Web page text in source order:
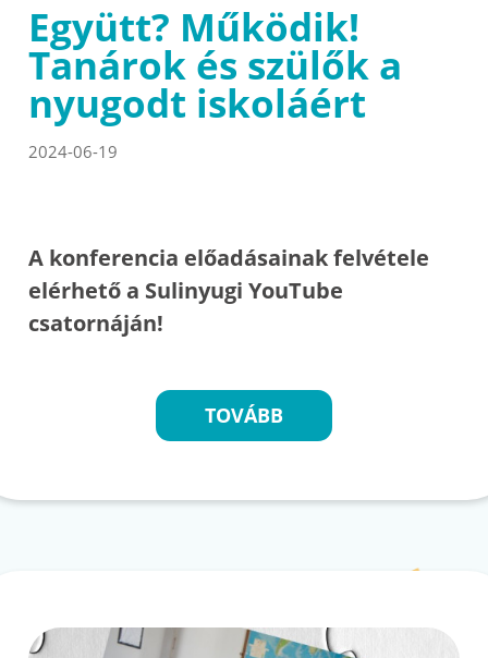
Együtt? Működik!
Tanárok és szülők a
nyugodt iskoláért
2024-06-19
A konferencia előadásainak felvétele
elérhető a Sulinyugi YouTube
csatornáján!
TOVÁBB